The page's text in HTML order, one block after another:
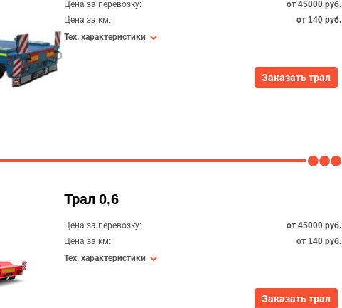
Цена за перевозку:
от 45000 руб.
Цена за км:
от 140 руб.
Тех. характеристики
Заказать трал
Трал 0,6
Цена за перевозку:
от 45000 руб.
Цена за км:
от 140 руб.
Тех. характеристики
Заказать трал